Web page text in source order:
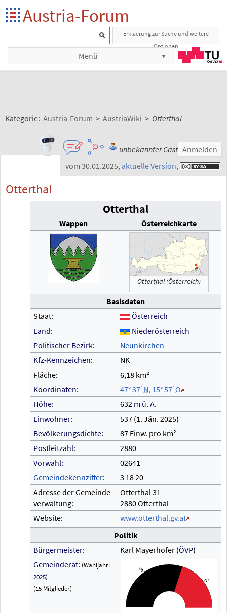
Austria-Forum
Erklaerung zur Suche und weitere
Optionen
Menü
Kategorie: Austria-Forum > AustriaWiki > Otterthal
unbekannter Gast Anmelden
vom 30.01.2025, aktuelle Version,
Otterthal
Otterthal
Wappen Österreichkarte
Otterthal (Österreich)
Basisdaten
Staat:
Österreich
Land:
Niederösterreich
Politischer Bezirk:
Neunkirchen
Kfz-Kennzeichen:
NK
Fläche:
6,18 km²
Koordinaten: 47°37′ N, 15°57′O
Höhe: 632 m ü. A.
Einwohner: 537 (1. Jän. 2025)
Bevölkerungsdichte:
87 Einw. pro km²
Postleitzahl:
2880
Vorwahl:
02641
Gemeindekennziffer: 3 1820
Adresse der Gemeinde-
verwaltung:
Otterthal 31
2880 Otterthal
Website:
www.otterthal.gv.at
Politik
Bürgermeister: Karl Mayerhofer (ÖVP)
Gemeinderat: (Wahljahr:
2025)
(15 Mitglieder)
9
6